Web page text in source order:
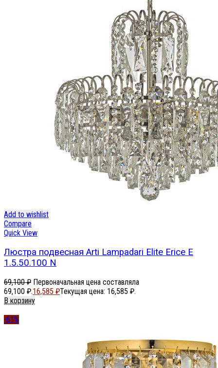
Add to wishlist
Compare
Quick View
Люстра подвесная Arti Lampadari Elite Erice E
1.5.50.100 N
69,100₽ Первоначальная цена составляла
69,100 ₽.16,585 ₽Текущая цена: 16,585 ₽.
В корзину
-61%